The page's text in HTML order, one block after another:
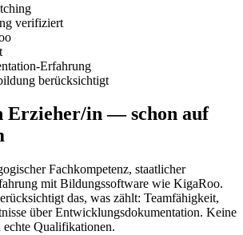
verifiziert
Erfahrung
berücksichtigt
Erzieher/in— schon auf
Fachkompetenz, staatlicher
mit Bildungssoftware wie KigaRoo.
das, was zählt: Teamfähigkeit,
über Entwicklungsdokumentation. Keine
echte Qualifikationen.